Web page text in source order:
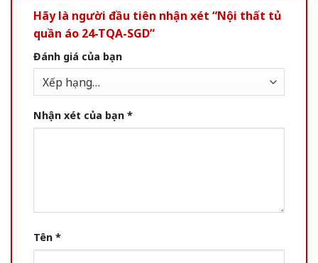
Hãy là người đầu tiên nhận xét “Nội thất tủ
quần áo 24-TQA-SGD”
Đánh giá của bạn
Nhận xét của bạn *
Tên *